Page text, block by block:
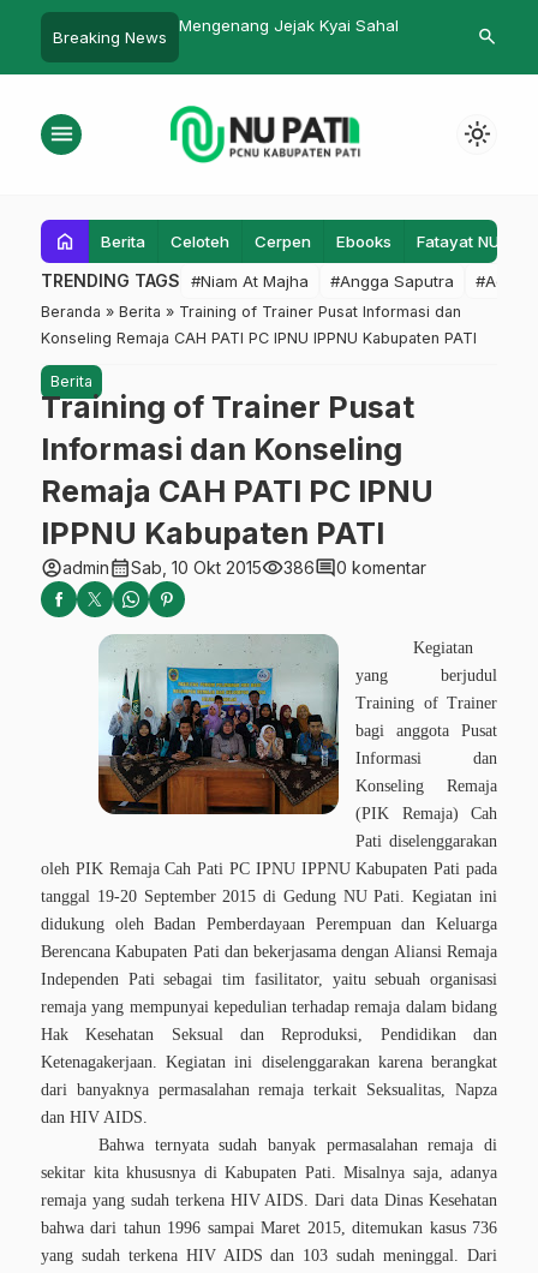
Breaking News
Masyarat Paria
Mengenang Jejak Kyai Sahal
Puncak
search
menu light_mode
home Berita Celoteh Cerpen Ebooks Fatayat NU
TRENDING TAGS #Niam At Majha #Angga Saputra #Admin
Beranda » Berita » Training of Trainer Pusat Informasi dan
Konseling Remaja CAH PATI PC IPNU IPPNU Kabupaten PATI
Berita
Training of Trainer Pusat
Informasi dan Konseling
Remaja CAH PATI PC IPNU
IPPNU Kabupaten PATI
account_circleadmincalendar_monthSab, 10 Okt 2015visibility386comment0 komentar
Kegiatan
yang berjudul
Training of Trainer
bagi anggota Pusat
Informasi dan
Konseling Remaja
(PIK Remaja) Cah
Pati diselenggarakan
oleh PIK Remaja Cah Pati PC IPNU IPPNU Kabupaten Pati pada
tanggal 19-20 September 2015 di Gedung NU Pati. Kegiatan ini
didukung oleh Badan Pemberdayaan Perempuan dan Keluarga
Berencana Kabupaten Pati dan bekerjasama dengan Aliansi Remaja
Independen Pati sebagai tim fasilitator, yaitu sebuah organisasi
remaja yang mempunyai kepedulian terhadap remaja dalam bidang
Hak Kesehatan Seksual dan Reproduksi, Pendidikan dan
Ketenagakerjaan. Kegiatan ini diselenggarakan karena berangkat
dari banyaknya permasalahan remaja terkait Seksualitas, Napza
dan HIV AIDS.
Bahwa ternyata sudah banyak permasalahan remaja di
sekitar kita khususnya di Kabupaten Pati. Misalnya saja, adanya
remaja yang sudah terkena HIV AIDS. Dari data Dinas Kesehatan
bahwa dari tahun 1996 sampai Maret 2015, ditemukan kasus 736
yang sudah terkena HIV AIDS dan 103 sudah meninggal. Dari